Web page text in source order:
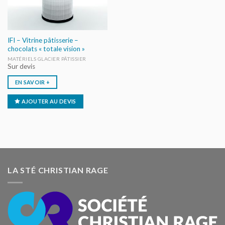
IFI – Vitrine pâtisserie –
chocolats « totale vision »
MATÉRIELS GLACIER PÂTISSIER
Sur devis
EN SAVOIR +
AJOUTER AU DEVIS
LA STÉ CHRISTIAN RAGE